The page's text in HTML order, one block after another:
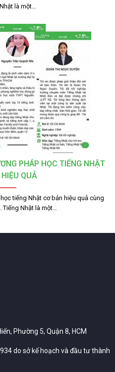
là một…
PHÁP HỌC TIẾNG NHẬT
QUẢ
tiếng Nhật cơ bản hiệu quả cùng
Nhật là một…
Phường 5, Quận 8, HCM
do sở kế hoạch và đầu tư thành